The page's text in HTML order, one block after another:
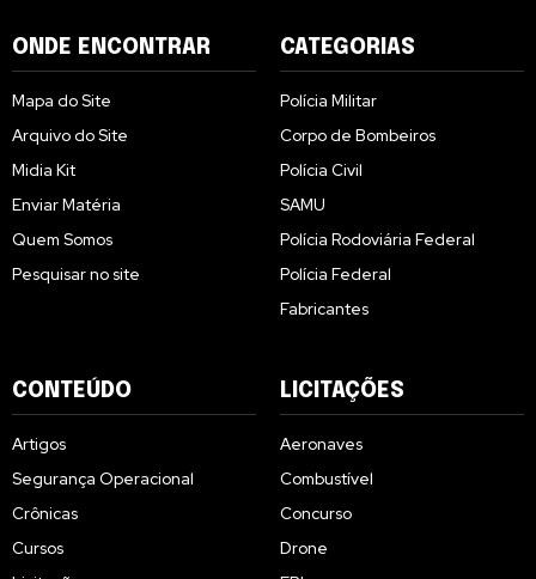
ONDE ENCONTRAR
Mapa do Site
Arquivo do Site
Midia Kit
Enviar Matéria
Quem Somos
Pesquisar no site
CATEGORIAS
Polícia Militar
Corpo de Bombeiros
Polícia Civil
SAMU
Polícia Rodoviária Federal
Polícia Federal
Fabricantes
CONTEÚDO
Artigos
Segurança Operacional
Crônicas
Cursos
LICITAÇÕES
Aeronaves
Combustível
Concurso
Drone